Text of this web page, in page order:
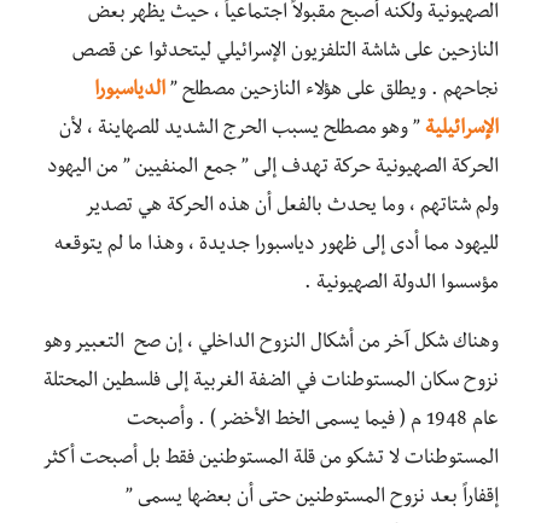
الصهيونية ولكنه أصبح مقبولاً اجتماعياً ، حيث يظهر بعض
النازحين على شاشة التلفزيون الإسرائيلي ليتحدثوا عن قصص
نجاحهم . ويطلق على هؤلاء النازحين مصطلح ” الدياسبورا
الإسرائيلية ” وهو مصطلح يسبب الحرج الشديد للصهاينة ، لأن
الحركة الصهيونية حركة تهدف إلى ” جمع المنفيين ” من اليهود
ولم شتاتهم ، وما يحدث بالفعل أن هذه الحركة هي تصدير
لليهود مما أدى إلى ظهور دياسبورا جديدة ، وهذا ما لم يتوقعه
مؤسسوا الدولة الصهيونية .
وهناك شكل آخر من أشكال النزوح الداخلي ، إن صح التعبير وهو
نزوح سكان المستوطنات في الضفة الغربية إلى فلسطين المحتلة
عام 1948 م ( فيما يسمى الخط الأخضر ) . وأصبحت
المستوطنات لا تشكو من قلة المستوطنين فقط بل أصبحت أكثر
إقفاراً بعد نزوح المستوطنين حتى أن بعضها يسمى ”